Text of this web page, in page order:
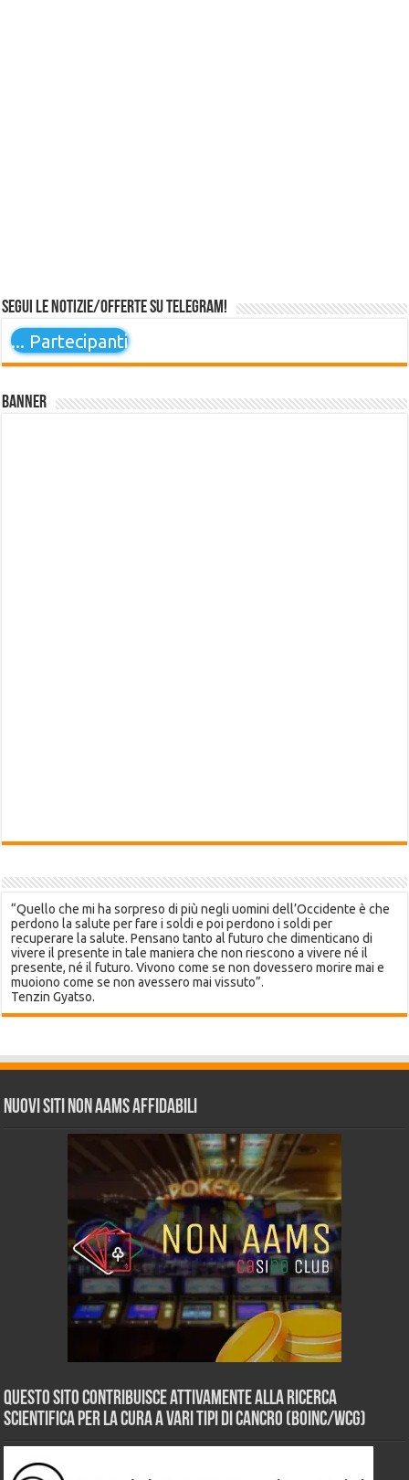
Segui le notizie/offerte su Telegram!
... Partecipanti
Banner
“Quello che mi ha sorpreso di più negli uomini dell’Occidente è che
perdono la salute per fare i soldi e poi perdono i soldi per
recuperare la salute. Pensano tanto al futuro che dimenticano di
vivere il presente in tale maniera che non riescono a vivere né il
presente, né il futuro. Vivono come se non dovessero morire mai e
muoiono come se non avessero mai vissuto”.
Tenzin Gyatso.
Nuovi siti non AAMS affidabili
Questo sito contribuisce attivamente alla ricerca
scientifica per la cura a vari tipi di Cancro (BOINC/WCG)